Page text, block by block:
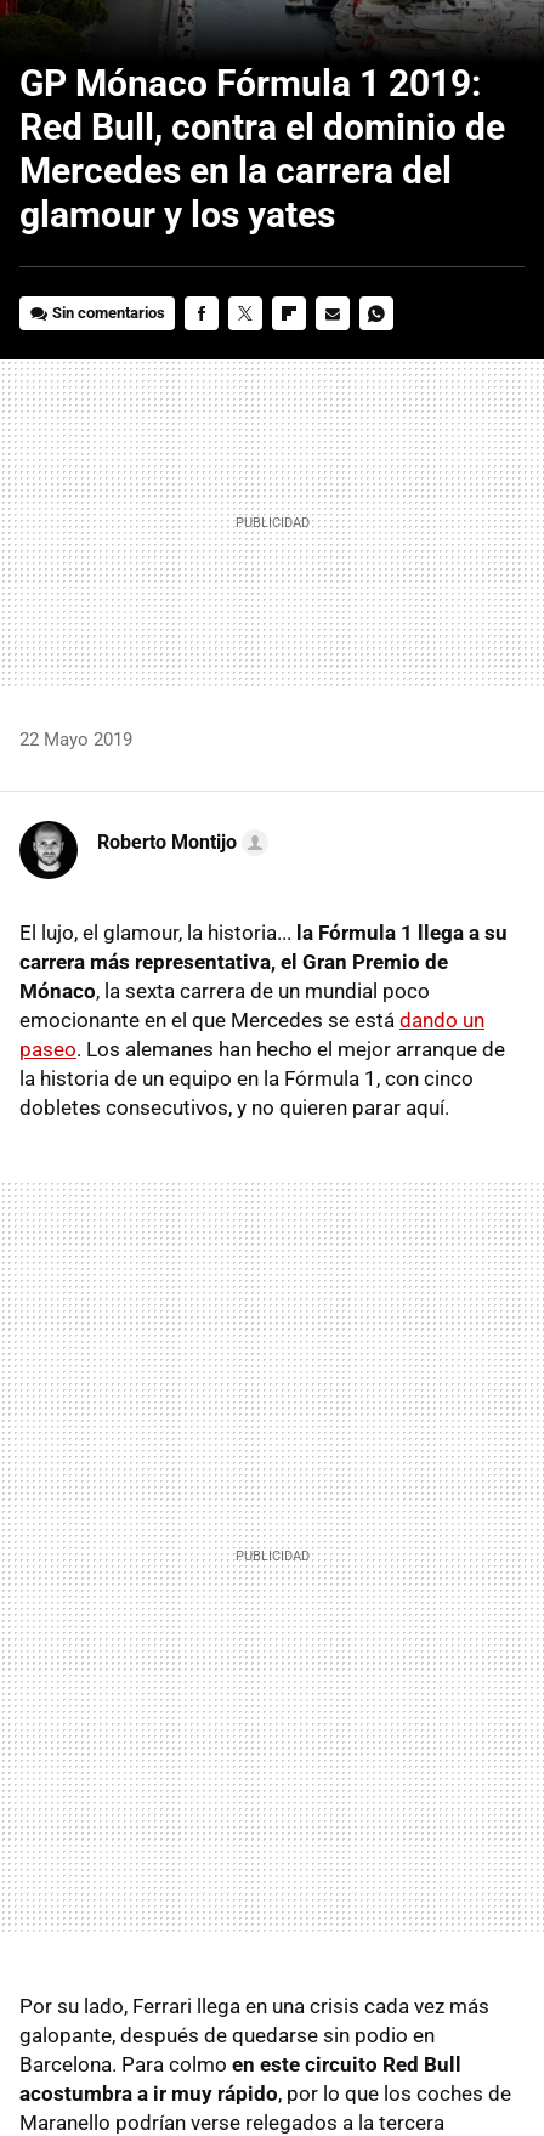
GP Mónaco Fórmula 1 2019:
Red Bull, contra el dominio de
Mercedes en la carrera del
glamour y los yates
Sin comentarios
MAIL
22 Mayo 2019
Roberto Montijo
El lujo, el glamour, la historia... la Fórmula 1 llega a su
carrera más representativa, el Gran Premio de
Mónaco, la sexta carrera de un mundial poco
emocionante en el que Mercedes se está dando un
paseo. Los alemanes han hecho el mejor arranque de
la historia de un equipo en la Fórmula 1, con cinco
dobletes consecutivos, y no quieren parar aquí.
Por su lado, Ferrari llega en una crisis cada vez más
galopante, después de quedarse sin podio en
Barcelona. Para colmo en este circuito Red Bull
acostumbra a ir muy rápido, por lo que los coches de
Maranello podrían verse relegados a la tercera